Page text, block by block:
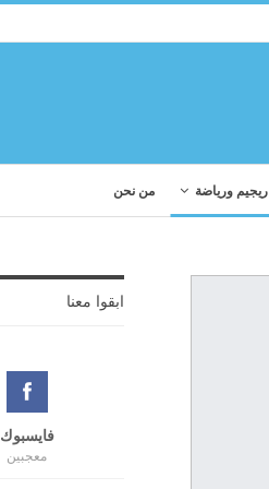
ريجيم ورياضة من نحن
ابقوا معنا
فايسبوك
معجبين